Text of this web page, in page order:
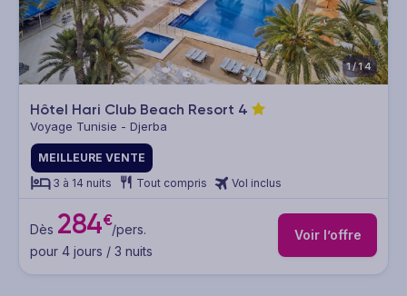
1/14
Hôtel Hari Club Beach Resort 4
Voyage Tunisie - Djerba
MEILLEURE VENTE
3 à 14 nuits
Tout compris Vol inclus
Dès 284€/pers.
pour 4 jours / 3 nuits
Voir l’offre